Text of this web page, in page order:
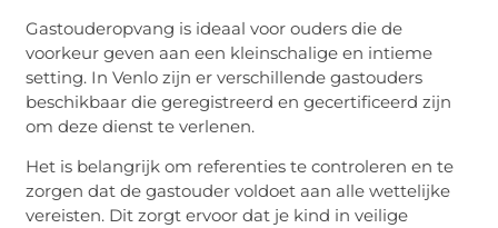
Gastouderopvang is ideaal voor ouders die de
voorkeur geven aan een kleinschalige en intieme
setting. In Venlo zijn er verschillende gastouders
beschikbaar die geregistreerd en gecertificeerd zijn
om deze dienst te verlenen.
Het is belangrijk om referenties te controleren en te
zorgen dat de gastouder voldoet aan alle wettelijke
vereisten. Dit zorgt ervoor dat je kind in veilige